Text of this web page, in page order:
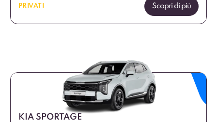
PRIVATI Scopri di più
KIA SPORTAGE